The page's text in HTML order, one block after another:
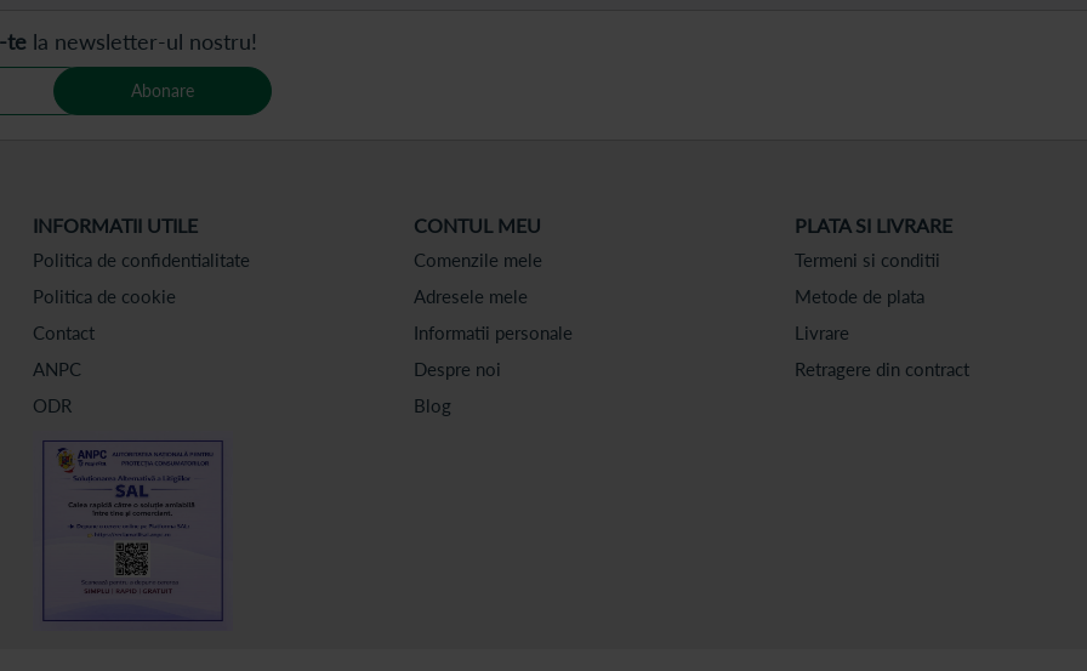
te la newsletter-ul nostru!
Abonare
INFORMATII UTILE
Politica de confidentialitate
Politica de cookie
Contact
ANPC
ODR
CONTUL MEU
Comenzile mele
Adresele mele
Informatii personale
Despre noi
Blog
PLATA SI LIVRARE
Termeni si conditii
Metode de plata
Livrare
Retragere din contract